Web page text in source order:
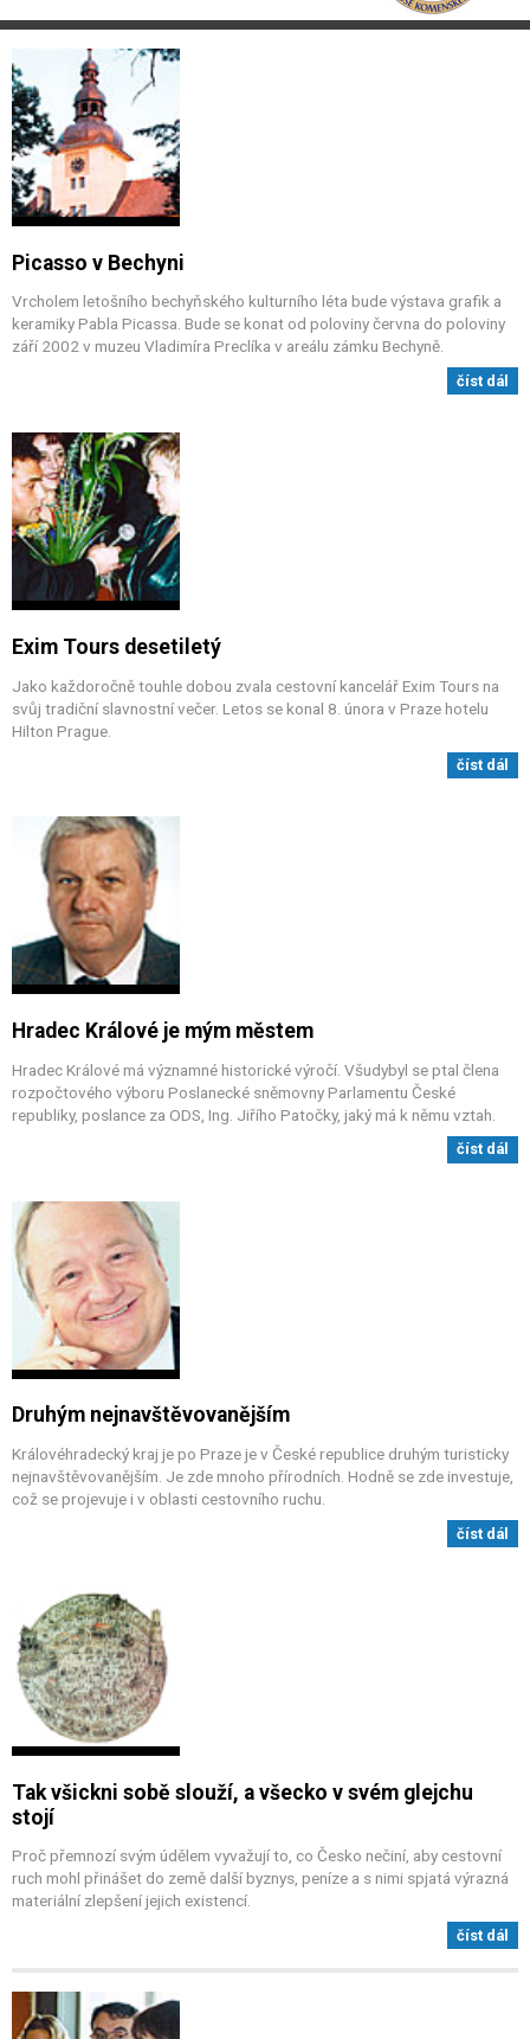
Picasso v Bechyni
Vrcholem letošního bechyňského kulturního léta bude výstava grafik a
keramiky Pabla Picassa. Bude se konat od poloviny června do poloviny
září 2002 v muzeu Vladimíra Preclíka v areálu zámku Bechyně.
číst dál
Exim Tours desetiletý
Jako každoročně touhle dobou zvala cestovní kancelář Exim Tours na
svůj tradiční slavnostní večer. Letos se konal 8. února v Praze hotelu
Hilton Prague.
číst dál
Hradec Králové je mým městem
Hradec Králové má významné historické výročí. Všudybyl se ptal člena
rozpočtového výboru Poslanecké sněmovny Parlamentu České
republiky, poslance za ODS, Ing. Jiřího Patočky, jaký má k němu vztah.
číst dál
Druhým nejnavštěvovanějším
Královéhradecký kraj je po Praze je v České republice druhým turisticky
nejnavštěvovanějším. Je zde mnoho přírodních. Hodně se zde investuje,
což se projevuje i v oblasti cestovního ruchu.
číst dál
Tak všickni sobě slouží, a všecko v svém glejchu
stojí
Proč přemnozí svým údělem vyvažují to, co Česko nečiní, aby cestovní
ruch mohl přinášet do země další byznys, peníze a s nimi spjatá výrazná
materiální zlepšení jejich existencí.
číst dál